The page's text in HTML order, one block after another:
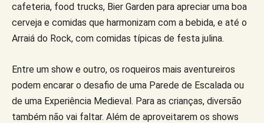
cafeteria, food trucks, Bier Garden para apreciar uma boa
cerveja e comidas que harmonizam com a bebida, e até o
Arraiá do Rock, com comidas típicas de festa julina.
Entre um show e outro, os roqueiros mais aventureiros
podem encarar o desafio de uma Parede de Escalada ou
de uma Experiência Medieval. Para as crianças, diversão
também não vai faltar. Além de aproveitarem os shows